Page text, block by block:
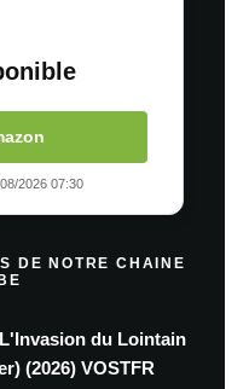
2026 07:30
DE NOTRE CHAINE
du Lointain
(2026) VOSTFR